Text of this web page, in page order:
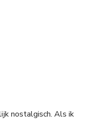
nostalgisch. Als ik